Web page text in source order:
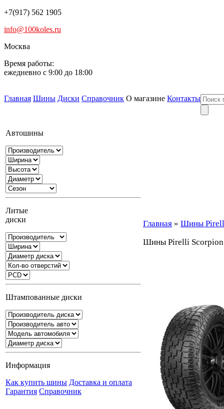
+7(917) 562 1905
info@100koles.ru
Москва
Время работы:
ежедневно с 9:00 до 18:00
Главная Шины Диски Справочник О магазине Контакты
Автошины
Литые
диски
Штампованные диски
Информация
Как купить шины Доставка и оплата
Гарантия Справочник
Главная » Шины
Шины Pirelli Scorpion